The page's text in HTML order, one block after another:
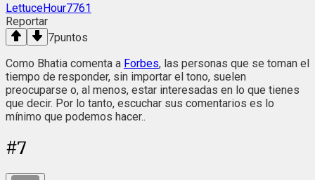
LettuceHour7761
Reportar
7puntos
Como Bhatia comenta a Forbes, las personas que se toman el
tiempo de responder, sin importar el tono, suelen
preocuparse o, al menos, estar interesadas en lo que tienes
que decir. Por lo tanto, escuchar sus comentarios es lo
mínimo que podemos hacer..
#7